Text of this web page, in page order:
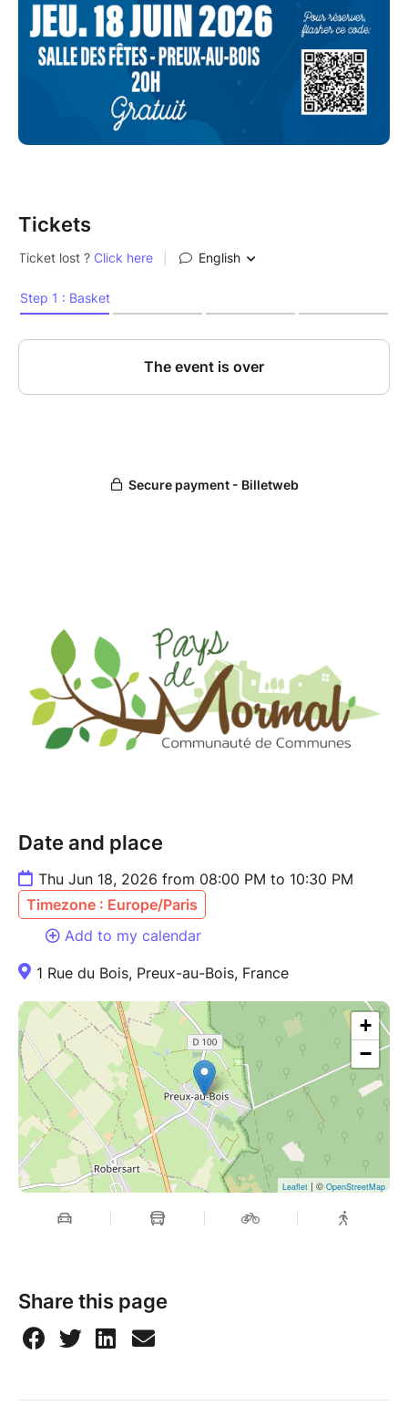
Tickets
Date and place
Thu Jun 18, 2026 from 08:00 PM to 10:30 PM
Timezone : Europe/Paris
Add to my calendar
1 Rue du Bois, Preux-au-Bois, France
+
−
Leaflet | © OpenStreetMap
Share this page